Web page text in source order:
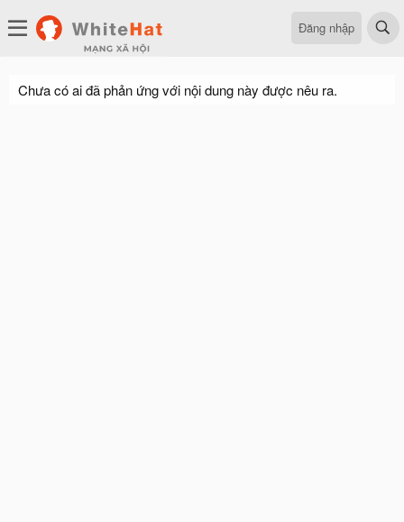
Đăng nhập
Chưa có ai đã phản ứng với nội dung này được nêu ra.